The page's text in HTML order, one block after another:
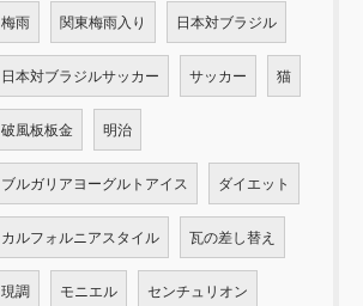
梅雨 関東梅雨入り 日本対ブラジル
日本対ブラジルサッカー サッカー 猫
破風板板金 明治
ブルガリアヨーグルトアイス ダイエット
カルフォルニアスタイル 瓦の差し替え
現調 モニエル センチュリオン